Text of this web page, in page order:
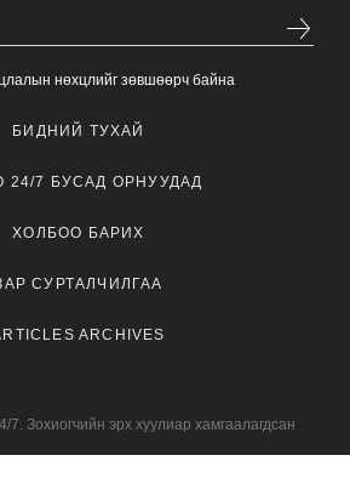
нөхцлийг зөвшөөрч байна
БИДНИЙ ТУХАЙ
24/7 БУСАД ОРНУУДАД
ХОЛБОО БАРИХ
СУРТАЛЧИЛГАА
ARCHIVES
Зохиогчийн эрх хуулиар хамгаалагдсан